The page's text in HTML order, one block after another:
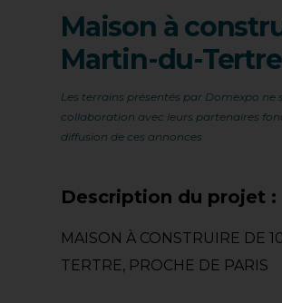
Maison à
Martin-du-
Les terrains présentés par Domexpo
collaboration avec leurs partenaires
diffusion de ces annonces
Description du projet :
MAISON À CONSTRUIRE DE
TERTRE, PROCHE DE PARIS